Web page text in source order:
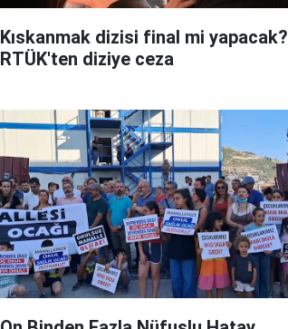
Kıskanmak dizisi final mi yapacak?
RTÜK'ten diziye ceza